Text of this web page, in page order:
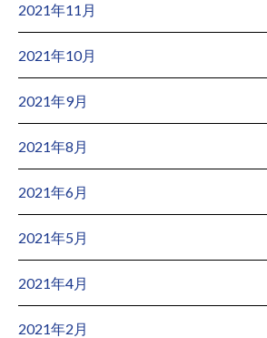
2021年11月
2021年10月
2021年9月
2021年8月
2021年6月
2021年5月
2021年4月
2021年2月